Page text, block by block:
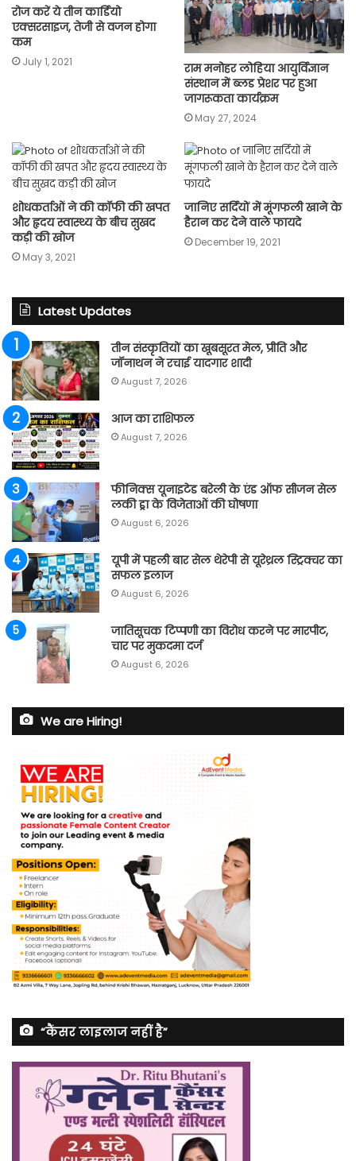
रोज करें ये तीन कार्डियो
एक्सरसाइज, तेजी से वजन होगा
कम
July 1, 2021
राम मनोहर लोहिया आयुर्विज्ञान
संस्थान में ब्लड प्रेशर पर हुआ
जागरूकता कार्यक्रम
May 27, 2024
शोधकर्ताओं ने की कॉफी की खपत
और हृदय स्वास्थ्य के बीच सुखद
कड़ी की खोज
May 3, 2021
जानिए सर्दियों में मूंगफली खाने के
हैरान कर देने वाले फायदे
December 19, 2021
Latest Updates
तीन संस्कृतियों का खूबसूरत मेल, प्रीति और
जॉनाथन ने रचाई यादगार शादी
August 7, 2026
आज का राशिफल
August 7, 2026
फीनिक्स यूनाइटेड बरेली के एंड ऑफ सीजन सेल
लकी ड्रा के विजेताओं की घोषणा
August 6, 2026
यूपी में पहली बार सेल थेरेपी से यूरेथ्रल स्ट्रिक्चर का
सफल इलाज
August 6, 2026
जातिसूचक टिप्पणी का विरोध करने पर मारपीट,
चार पर मुकदमा दर्ज
August 6, 2026
We are Hiring!
“कैंसर लाइलाज नहीं है”